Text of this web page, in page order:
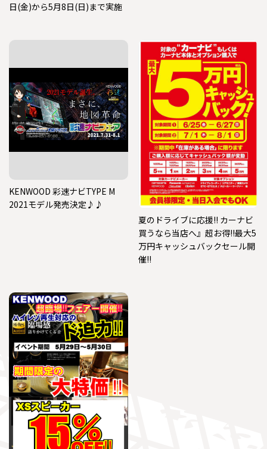
日(金)から5月8日(日)まで実施
KENWOOD 彩速ナビTYPE M
2021モデル発売決定♪♪
夏のドライブに応援!! カーナビ
買うなら当店へ』超お得!!最大5
万円キャッシュバックセール開
催!!